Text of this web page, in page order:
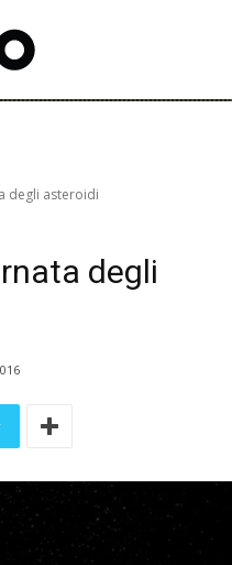
degli asteroidi
degli